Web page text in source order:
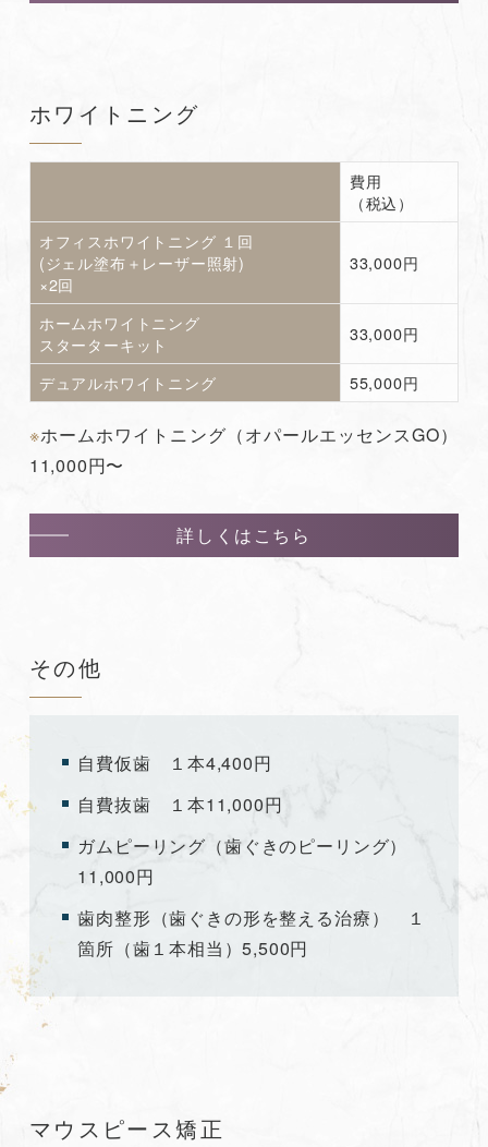
ホワイトニング
費用
（税込）
オフィスホワイトニング １回
(ジェル塗布＋レーザー照射)
×2回
33,000円
ホームホワイトニング
スターターキット
33,000円
デュアルホワイトニング 55,000円
※ホームホワイトニング（オパールエッセンスGO）
11,000円〜
詳しくはこちら
その他
自費仮歯 １本4,400円
自費抜歯 １本11,000円
ガムピーリング（歯ぐきのピーリング）
11,000円
歯肉整形（歯ぐきの形を整える治療） １
箇所（歯１本相当）5,500円
マウスピース矯正